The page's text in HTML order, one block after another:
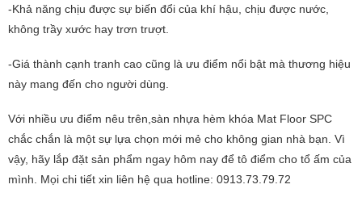
-Khả năng chịu được sự biến đổi của khí hậu, chịu được nước,
không trầy xước hay trơn trượt.
-Giá thành cạnh tranh cao cũng là ưu điểm nổi bật mà thương hiệu
này mang đến cho người dùng.
Với nhiều ưu điểm nêu trên,sàn nhựa hèm khóa Mat Floor SPC
chắc chắn là một sự lựa chọn mới mẻ cho không gian nhà bạn. Vì
vậy, hãy lắp đặt sản phẩm ngay hôm nay để tô điểm cho tổ ấm của
mình. Mọi chi tiết xin liên hệ qua hotline: 0913.73.79.72